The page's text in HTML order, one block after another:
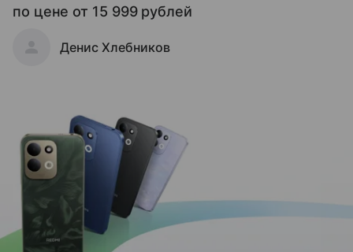
по цене от 15 999 рублей
Денис Хлебников